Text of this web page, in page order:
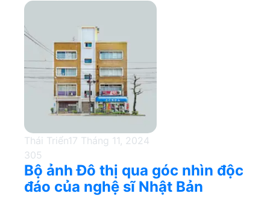
Thái Triển17 Tháng 11, 2024
305
Bộ ảnh Đô thị qua góc nhìn độc
đáo của nghệ sĩ Nhật Bản